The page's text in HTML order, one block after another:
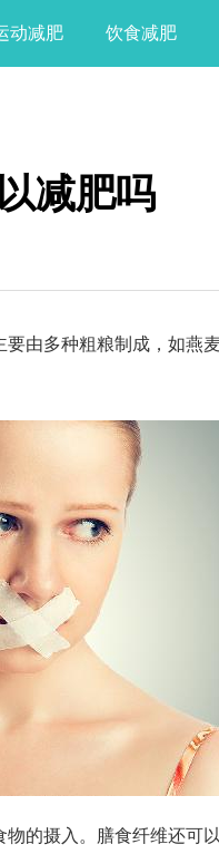
动减肥 饮食减肥
减肥吗
由多种粗粮制成，如燕
的摄入。膳食纤维还可